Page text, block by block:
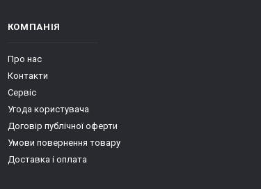
КОМПАНІЯ
Про нас
Контакти
Сервіс
Угода користувача
Договір публічної оферти
Умови повернення товару
Доставка і оплата